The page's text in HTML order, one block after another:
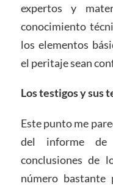
expertos y
conocimiento
los elementos
el peritaje sean
Los testigos y sus
Este punto me
del informe de
conclusiones de
número bastante